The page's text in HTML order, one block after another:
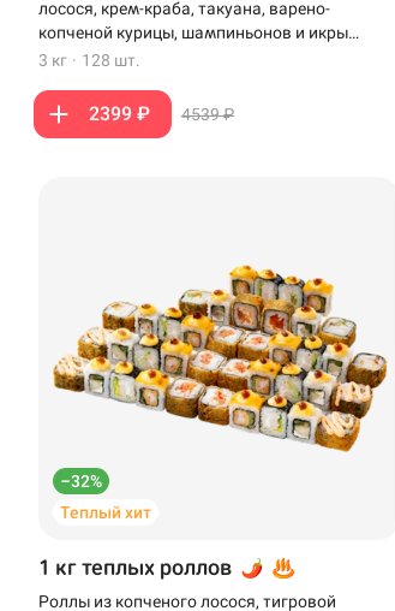
лосося, крем-краба, такуана, варено-
копченой курицы, шампиньонов и икры
масаго
3 кг · 128 шт.
2399 ₽ 4539 ₽
–32%
Теплый хит
1 кг теплых роллов
Роллы из копченого лосося, тигровой
Уренгой